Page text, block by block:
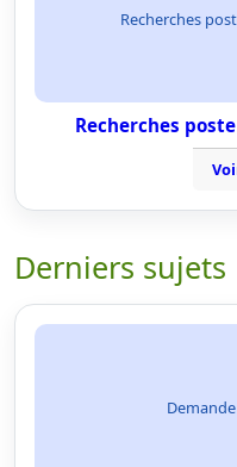
Recherches
Recherches
Derniers sujets